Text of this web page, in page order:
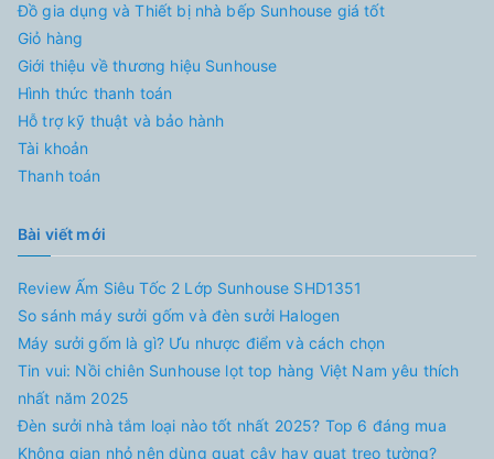
Đồ gia dụng và Thiết bị nhà bếp Sunhouse giá tốt
Giỏ hàng
Giới thiệu về thương hiệu Sunhouse
Hình thức thanh toán
Hỗ trợ kỹ thuật và bảo hành
Tài khoản
Thanh toán
Bài viết mới
Review Ấm Siêu Tốc 2 Lớp Sunhouse SHD1351
So sánh máy sưởi gốm và đèn sưởi Halogen
Máy sưởi gốm là gì? Ưu nhược điểm và cách chọn
Tin vui: Nồi chiên Sunhouse lọt top hàng Việt Nam yêu thích
nhất năm 2025
Đèn sưởi nhà tắm loại nào tốt nhất 2025? Top 6 đáng mua
Không gian nhỏ nên dùng quạt cây hay quạt treo tường?